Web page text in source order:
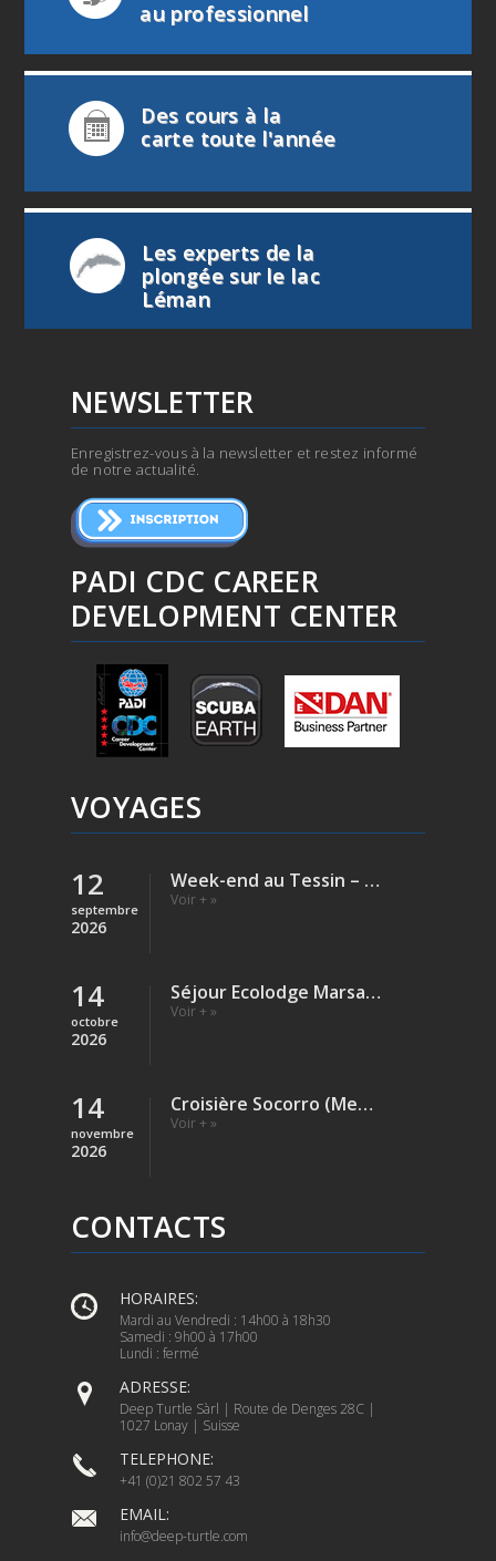
au professionnel
Des cours à la
carte toute l'année
Les experts de la
plongée sur le lac
Léman
NEWSLETTER
Enregistrez-vous à la newsletter et restez informé
de notre actualité.
PADI CDC CAREER
DEVELOPMENT CENTER
VOYAGES
12
septembre
2026
Week-end au Tessin – Verzasca (Rivière)
Voir + »
14
octobre
2026
Séjour Ecolodge Marsa Shagra – Egypte
Voir + »
14
novembre
2026
Croisière Socorro (Mexique)
Voir + »
CONTACTS
HORAIRES:
Mardi au Vendredi : 14h00 à 18h30
Samedi : 9h00 à 17h00
Lundi : fermé
ADRESSE:
Deep Turtle Sàrl | Route de Denges 28C |
1027 Lonay | Suisse
TELEPHONE:
+41 (0)21 802 57 43
EMAIL:
info@deep-turtle.com